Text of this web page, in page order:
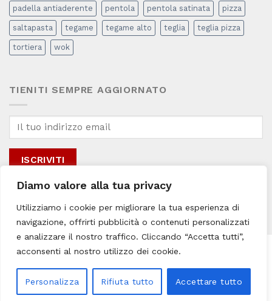
Diamo valore alla tua privacy
Utilizziamo i cookie per migliorare la tua esperienza di
navigazione, offrirti pubblicità o contenuti personalizzati
e analizzare il nostro traffico. Cliccando “Accetta tutti”,
acconsenti al nostro utilizzo dei cookie.
Personalizza Rifiuta tutto Accettare tutto
padella antiaderente pentola pentola satinata pizza
saltapasta tegame tegame alto teglia teglia pizza
tortiera wok
TIENITI SEMPRE AGGIORNATO
per i fini promozionali connessi.
Creato da YUC © 2022
ALL73 SRLS | Via Paolo Borsellino, 139, 80025 (NA) | PI: